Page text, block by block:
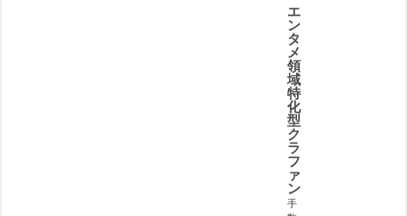
エ
ン
タ
メ
領
域
特
化
型
ク
ラ
フ
ァ
ン
手